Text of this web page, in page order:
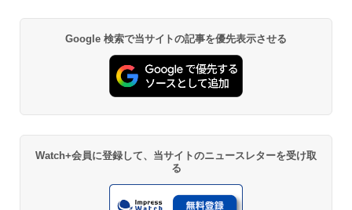
Google 検索で当サイトの記事を優先表示させる
Watch+会員に登録して、当サイトのニュースレターを受け取
る